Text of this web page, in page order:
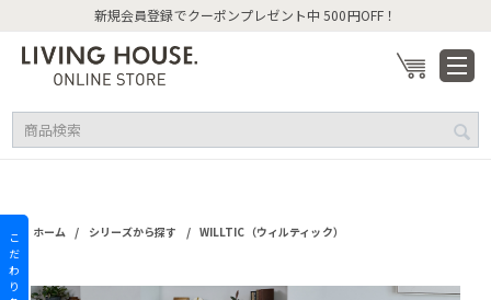
新規会員登録でクーポンプレゼント中 500円OFF！
ホーム / シリーズから探す / WILLTIC（ウィルティック）
こ
だ
わ
り